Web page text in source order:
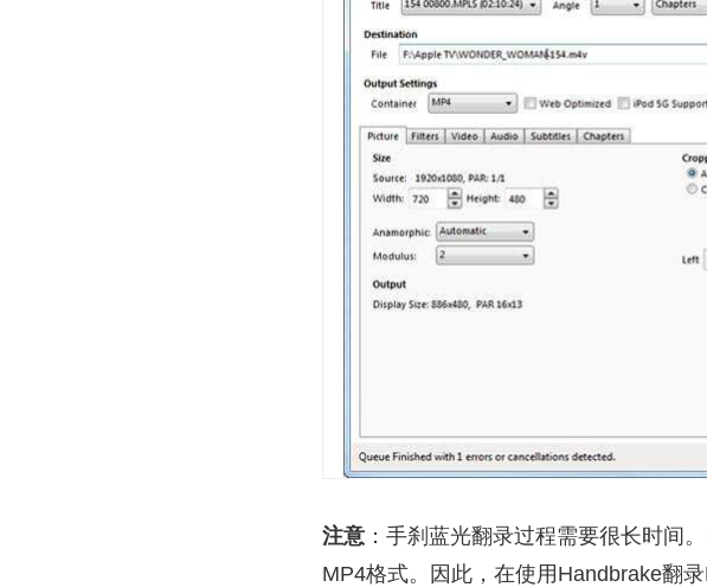
注意 ：手刹蓝光翻录过程需要很长时间
MP4格式。因此，在使用Handbrake翻